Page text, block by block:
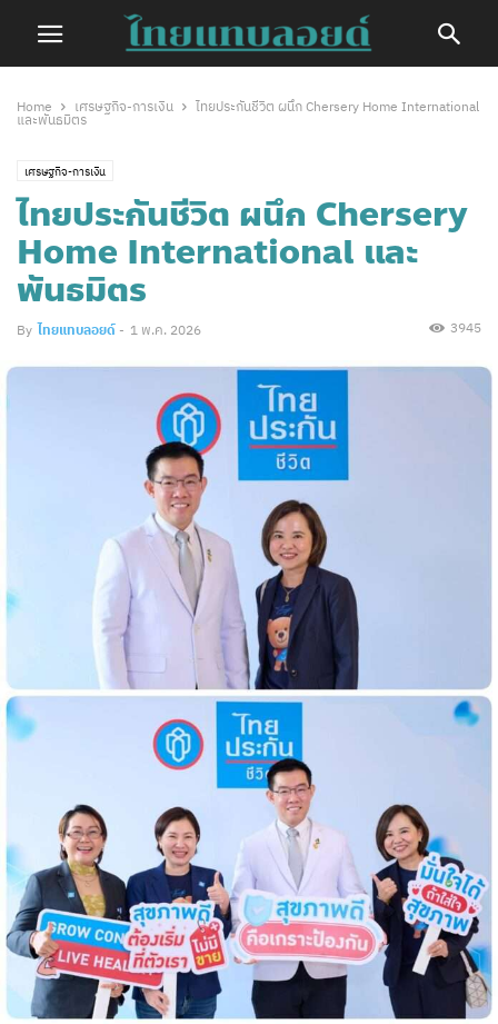
Home เศรษฐกิจ-การเงิน
ไทยประกันชีวิต ผนึก Chersery Home International
และพันธมิตร
เศรษฐกิจ-การเงิน
ไทยประกันชีวิต ผนึก Chersery
Home International และ
พันธมิตร
By ไทยแทบลอยด์ - 1 พ.ค. 2026 3945